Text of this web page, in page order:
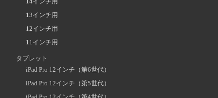
13インチ用
12インチ用
11インチ用
タブレット
iPad Pro 12インチ（第6世代）
iPad Pro 12インチ（第5世代）